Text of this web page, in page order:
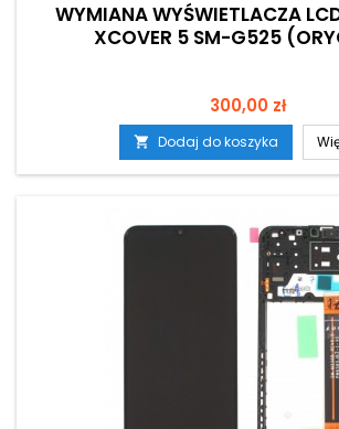
WYMIANA WYŚWIETLACZA
XCOVER 5 SM-G525
Cena
300,00 zł
 Dodaj do koszyka